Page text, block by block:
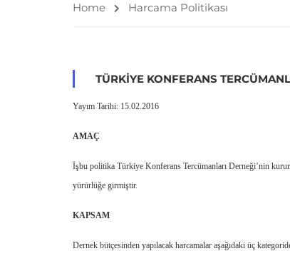
Home Harcama Politikası
TÜRKIYE KONFERANS
Yayım Tarihi: 15.02.2016
AMAÇ
İşbu politika Türkiye Konferans Tercümanları Derneği’nin
yürürlüğe girmiştir.
KAPSAM
Dernek bütçesinden yapılacak harcamalar aşağıdaki üç